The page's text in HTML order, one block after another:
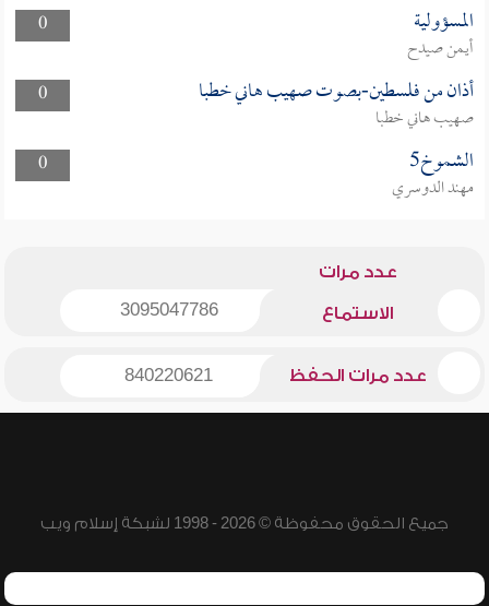
0
المسؤولية
أيمن صيدح
0
أذان من فلسطين-بصوت صهيب هاني خطبا
صهيب هاني خطبا
0
الشموخ5
مهند الدوسري
عدد مرات
الاستماع 3095047786
عدد مرات الحفظ 840220621
جميع الحقوق محفوظة © 2026 - 1998 لشبكة إسلام ويب